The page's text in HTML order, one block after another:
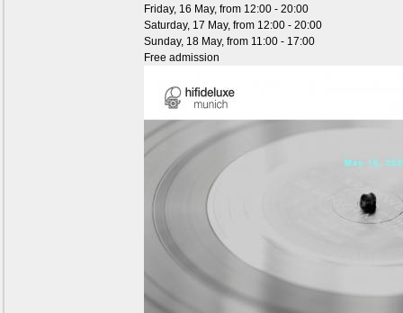
Friday, 16 May, from 12:00 - 20:00
Saturday, 17 May, from 12:00 - 20:00
Sunday, 18 May, from 11:00 - 17:00
Free admission